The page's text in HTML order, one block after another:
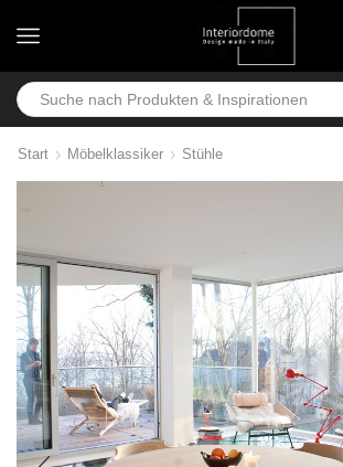
Start Möbelklassiker Stühle